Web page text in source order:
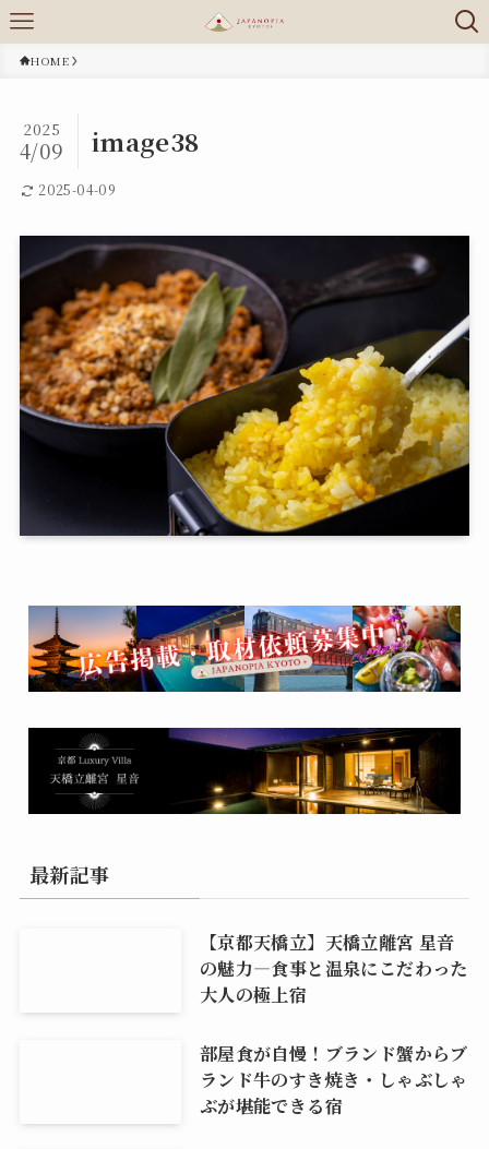
HOME
image38
2025
4/09
2025-04-09
最新記事
【京都天橋立】天橋立離宮 星音
の魅力―食事と温泉にこだわった
大人の極上宿
部屋食が自慢！ブランド蟹からブ
ランド牛のすき焼き・しゃぶしゃ
ぶが堪能できる宿